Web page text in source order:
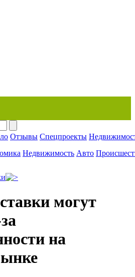
Отзывы Спецпроекты
Недвижимость Авто
могут
на